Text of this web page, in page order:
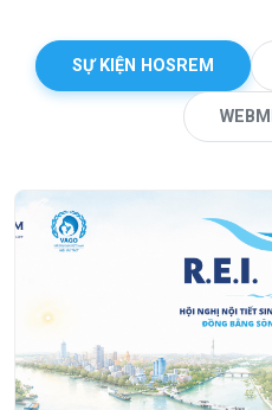
SỰ KIỆN HOSREM